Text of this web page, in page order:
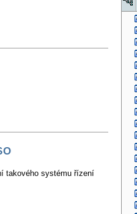
takového systému řízení